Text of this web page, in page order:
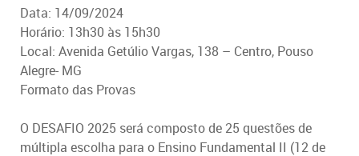
Data: 14/09/2024
Horário: 13h30 às 15h30
Local: Avenida Getúlio Vargas, 138 – Centro, Pouso
Alegre- MG
Formato das Provas
O DESAFIO 2025 será composto de 25 questões de
múltipla escolha para o Ensino Fundamental II (12 de